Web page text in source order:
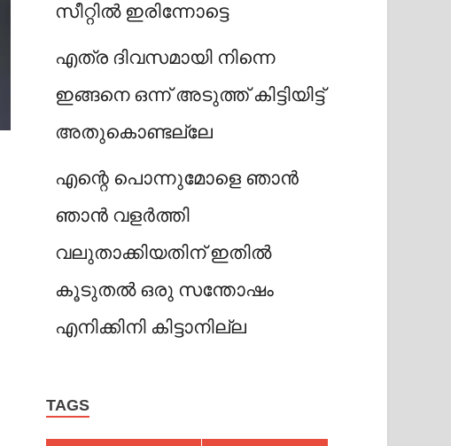
സീറ്റിൽ ഇരിന്നോട്ടെ
എത്ര ദിവസമായി നിന്നെ
ഇങ്ങനെ ഒന്ന് അടുത്ത് കിട്ടിയിട്ട്
അതുകൊണ്ടല്ലേ
എന്റെ പൊന്നുമോളെ ഞാൻ
ഞാൻ വളർത്തി
വലുതാക്കിയതിന് ഇതിൽ
കൂടുതൽ ഒരു സന്തോഷം
എനിക്കിനി കിട്ടാനില്ല
TAGS